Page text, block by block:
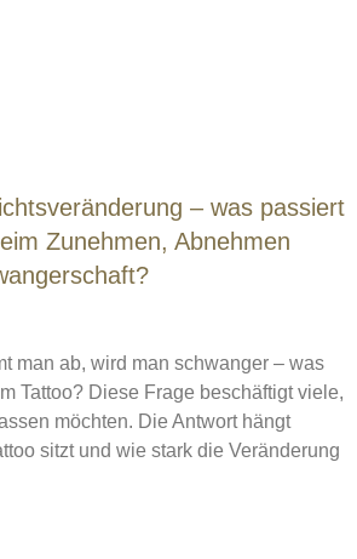
– was passiert
Zunehmen, Abnehmen
man ab, wird man schwanger – was
Tattoo? Diese Frage beschäftigt viele,
möchten. Die Antwort hängt
sitzt und wie stark die Veränderung